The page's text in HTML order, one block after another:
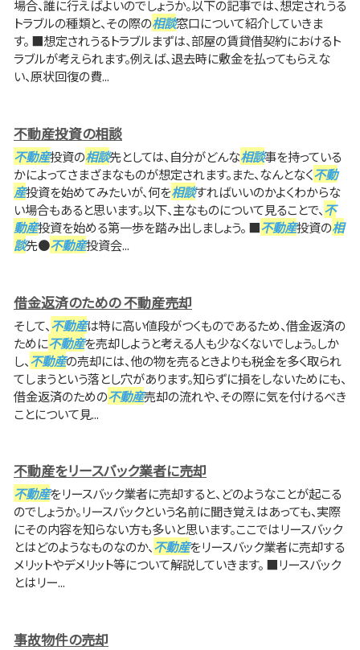
場合、誰に行えばよいのでしょうか。以下の記事では、想定されうる
トラブルの種類と、その際の相談窓口について紹介していきま
す。 ■想定されうるトラブルまずは、部屋の賃貸借契約におけるト
ラブルが考えられます。例えば、退去時に敷金を払ってもらえな
い、原状回復の費...
不動産投資の相談
不動産投資の相談先としては、自分がどんな相談事を持っている
かによってさまざまなものが想定されます。また、なんとなく不動
産投資を始めてみたいが、何を相談すればいいのかよくわからな
い場合もあると思います。以下、主なものについて見ることで、不
動産投資を始める第一歩を踏み出しましょう。 ■不動産投資の相
談先●不動産投資会...
借金返済のための 不動産売却
そして、不動産は特に高い値段がつくものであるため、借金返済の
ために不動産を売却しようと考える人も少なくないでしょう。しか
し、不動産の売却には、他の物を売るときよりも税金を多く取られ
てしまうという落とし穴があります。知らずに損をしないためにも、
借金返済のための不動産売却の流れや、その際に気を付けるべき
ことについて見...
不動産をリースバック業者に売却
不動産をリースバック業者に売却すると、どのようなことが起こる
のでしょうか。リースバックという名前に聞き覚えはあっても、実際
にその内容を知らない方も多いと思います。ここではリースバック
とはどのようなものなのか、不動産をリースバック業者に売却する
メリットやデメリット等について解説していきます。 ■リースバック
とはリー...
事故物件の売却